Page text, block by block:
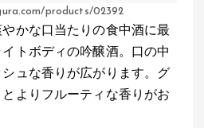
products/02392
かな口当たりの食中酒に最
トボディの吟醸酒。口の中
ュな香りが広がります。グ
よりフルーティな香りがお